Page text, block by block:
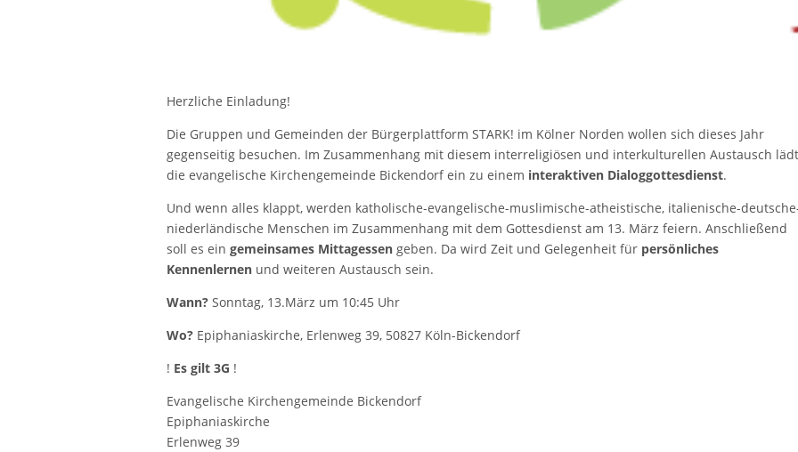
Herzliche Einladung!
Die Gruppen und Gemeinden der Bürgerplattform STARK! im Kölner Norden wollen sich dieses Jahr
gegenseitig besuchen. Im Zusammenhang mit diesem interreligiösen und interkulturellen Austausch lädt
die evangelische Kirchengemeinde Bickendorf ein zu einem interaktiven Dialoggottesdienst.
Und wenn alles klappt, werden katholische-evangelische-muslimische-atheistische, italienische-
niederländische Menschen im Zusammenhang mit dem Gottesdienst am 13. März feiern. Anschließend
soll es ein gemeinsames Mittagessengeben. Da wird Zeit und Gelegenheit für persönliches
Kennenlernenund weiteren Austausch sein.
Wann? Sonntag, 13.März um 10:45 Uhr
Wo? Epiphaniaskirche, Erlenweg 39, 50827 Köln-Bickendorf
! Es gilt 3G !
Evangelische Kirchengemeinde Bickendorf
Epiphaniaskirche
Erlenweg 39